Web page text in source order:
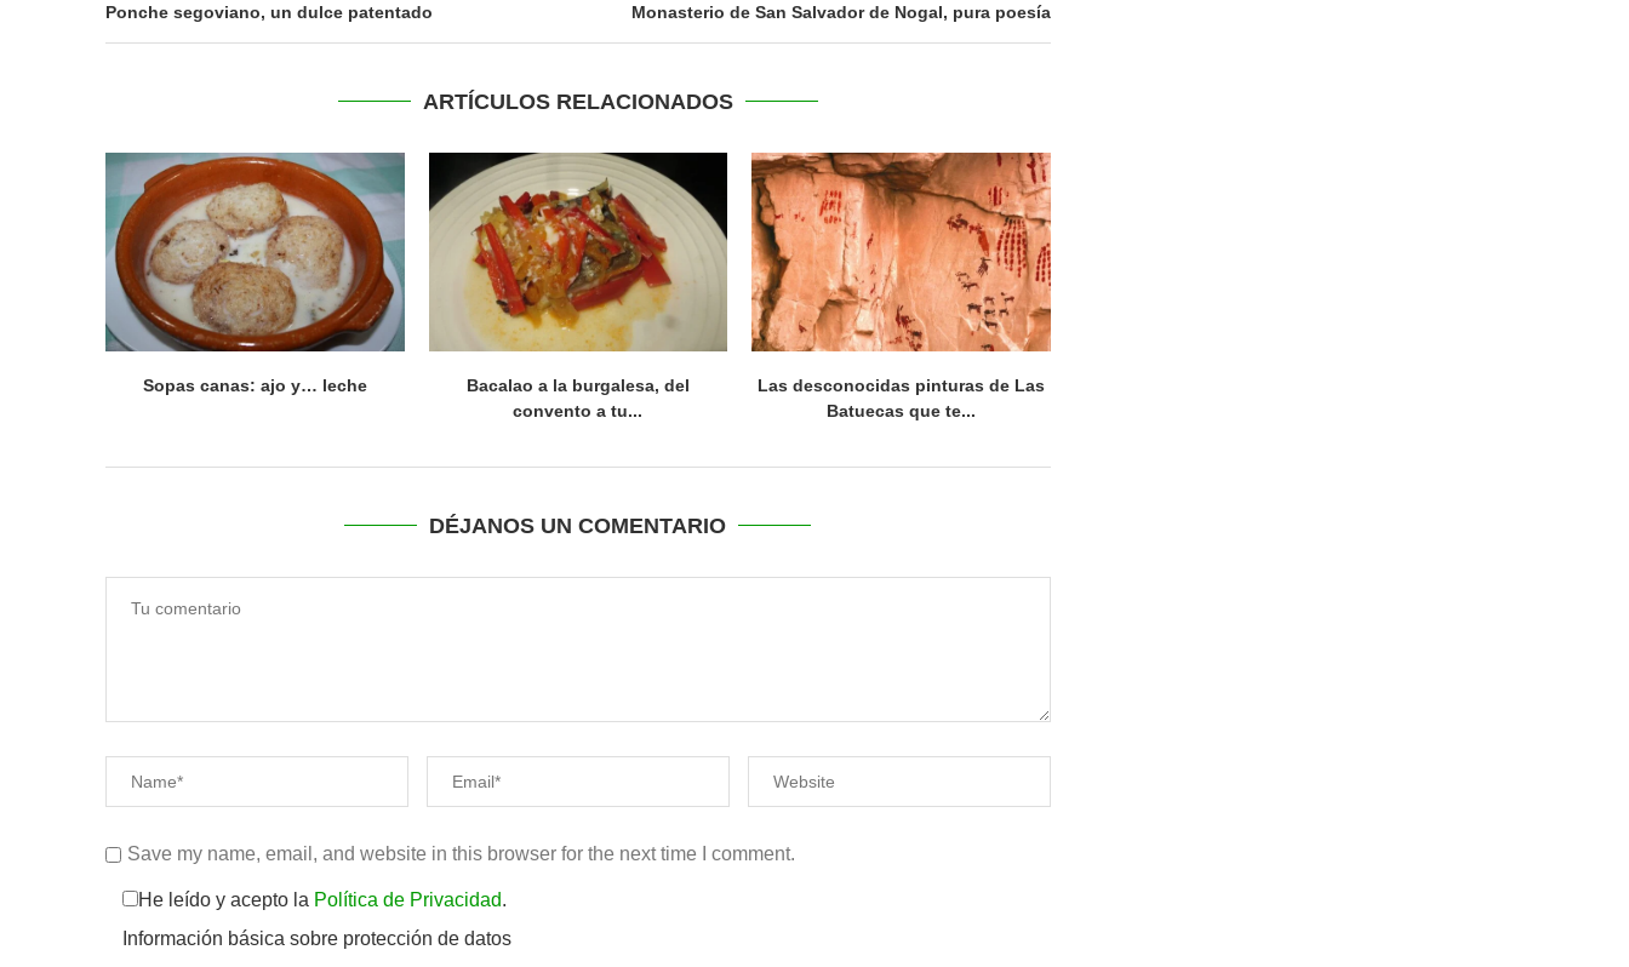
Ponche segoviano, un dulce patentado Monasterio de San Salvador de Nogal, pura poesía
ARTÍCULOS RELACIONADOS
Sopas canas: ajo y… leche
Bacalao a la burgalesa, del
convento a tu...
Las desconocidas pinturas de Las
Batuecas que te...
DÉJANOS UN COMENTARIO
Save my name, email, and website in this browser for the next time I comment.
He leído y acepto la Política de Privacidad.
Información básica sobre protección de datos